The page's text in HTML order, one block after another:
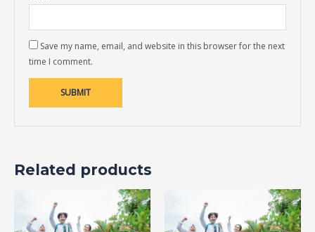
Save my name, email, and website in this browser for the next
time I comment.
Related products